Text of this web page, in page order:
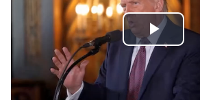
THỂ THAO
GIÁO DỤC
Y TẾ
Play
Video